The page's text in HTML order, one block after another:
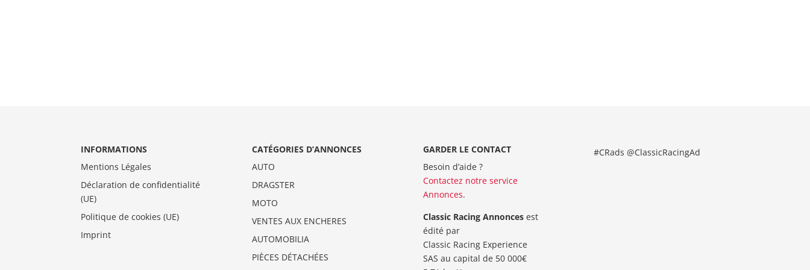
INFORMATIONS
Mentions Légales
Déclaration de confidentialité
(UE)
Politique de cookies (UE)
Imprint
CATÉGORIES D’ANNONCES
AUTO
DRAGSTER
MOTO
VENTES AUX ENCHERES
AUTOMOBILIA
PIÈCES DÉTACHÉES
GARDER LE CONTACT
Besoin d’aide ?
Contactez notre service
Annonces.
Classic Racing Annoncesest
édité par
Classic Racing Experience
SAS au capital de 50 000€
#CRads @ClassicRacingAd